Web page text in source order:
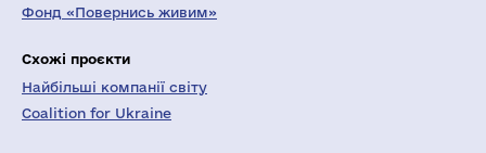
Фонд «Повернись живим»
Схожі проєкти
Найбільші компанії світу
Coalition for Ukraine